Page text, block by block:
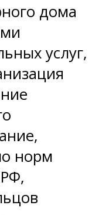
дома
услуг,
норм